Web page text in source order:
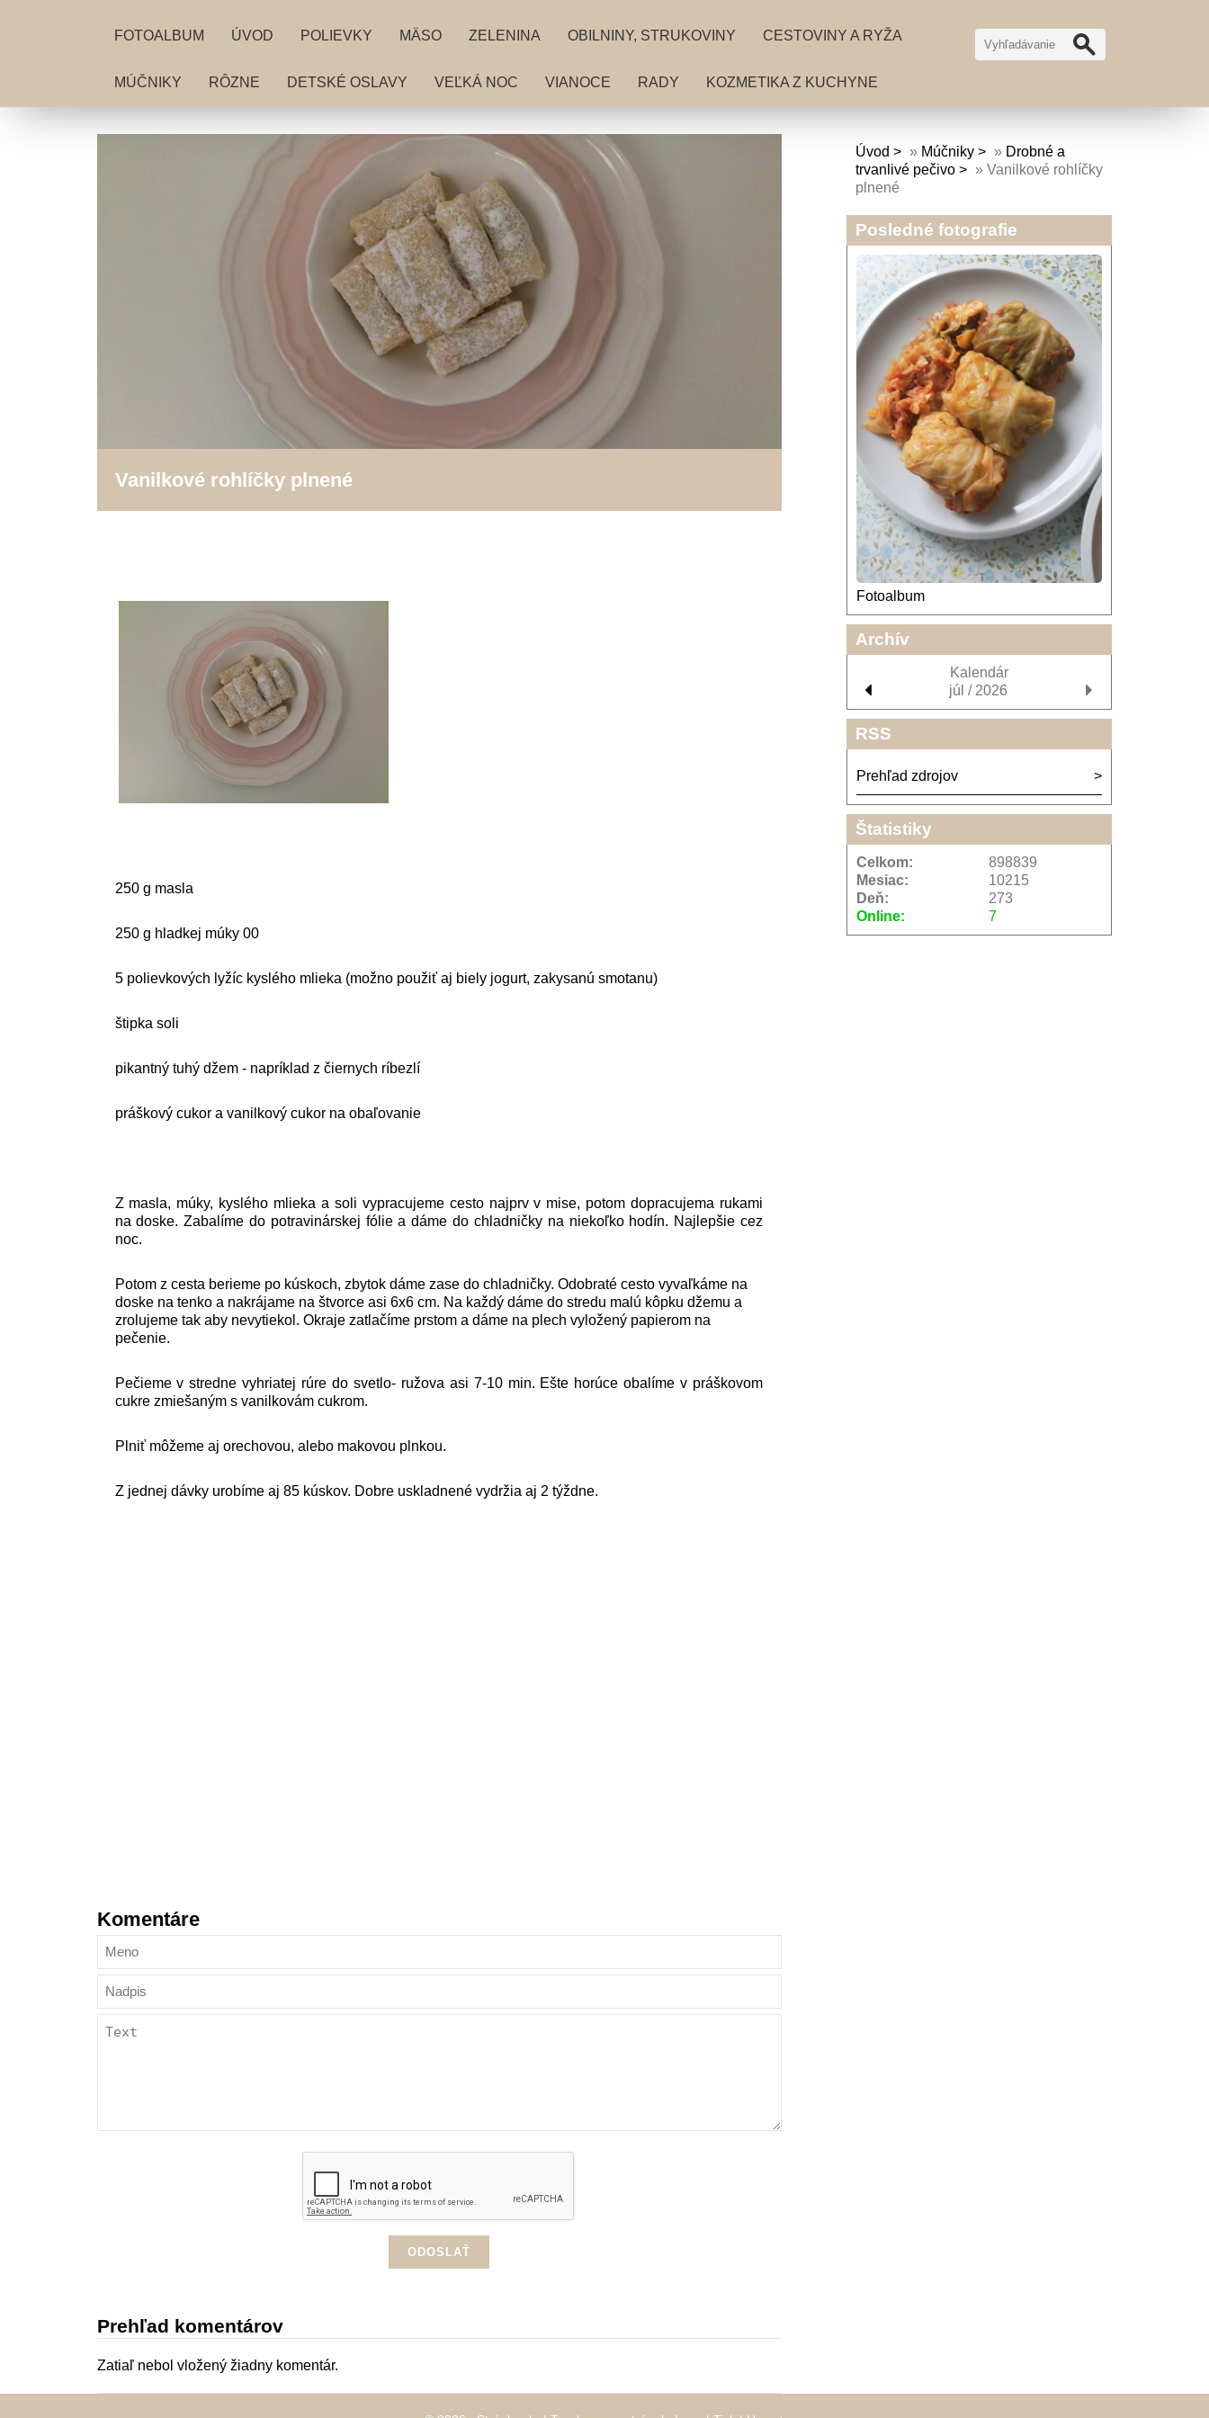
FOTOALBUM ÚVOD POLIEVKY MÄSO ZELENINA OBILNINY, STRUKOVINY CESTOVINY A RYŽA
MÚČNIKY RÔZNE DETSKÉ OSLAVY VEĽKÁ NOC VIANOCE RADY KOZMETIKA Z KUCHYNE
Vanilkové rohlíčky plnené
250 g masla
250 g hladkej múky 00
5 polievkových lyžíc kyslého mlieka (možno použiť aj biely jogurt, zakysanú smotanu)
štipka soli
pikantný tuhý džem - napríklad z čiernych ríbezlí
práškový cukor a vanilkový cukor na obaľovanie
Z masla, múky, kyslého mlieka a soli vypracujeme cesto najprv v mise, potom dopracujema rukami
na doske. Zabalíme do potravinárskej fólie a dáme do chladničky na niekoľko hodín. Najlepšie cez
noc.
Potom z cesta berieme po kúskoch, zbytok dáme zase do chladničky. Odobraté cesto vyvaľkáme na
doske na tenko a nakrájame na štvorce asi 6x6 cm. Na každý dáme do stredu malú kôpku džemu a
zrolujeme tak aby nevytiekol. Okraje zatlačíme prstom a dáme na plech vyložený papierom na
pečenie.
Pečieme v stredne vyhriatej rúre do svetlo- ružova asi 7-10 min. Ešte horúce obalíme v práškovom
cukre zmiešaným s vanilkovám cukrom.
Plniť môžeme aj orechovou, alebo makovou plnkou.
Z jednej dávky urobíme aj 85 kúskov. Dobre uskladnené vydržia aj 2 týždne.
Komentáre
Prehľad komentárov
Zatiaľ nebol vložený žiadny komentár.
Úvod » Múčniky » Drobné a
trvanlivé pečivo
» Vanilkové rohlíčky
plnené
Posledné fotografie
Fotoalbum
Archív
Kalendár
júl / 2026
RSS
Prehľad zdrojov
Štatistiky
Online: 7
Celkom:
898839
Mesiac:
10215
Deň:
273